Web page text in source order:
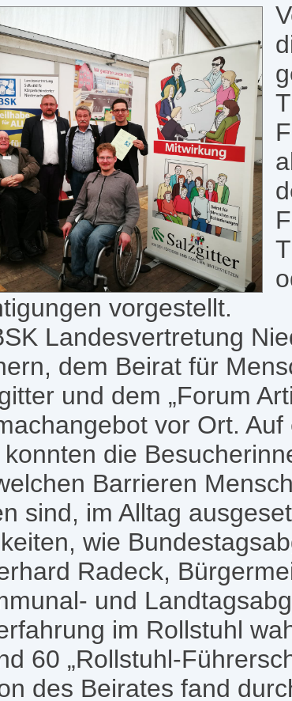
vorgestellt.
Landesvertretung
dem Beirat für
und dem „Forum
vor Ort.
die
Barrieren
sind, im Alltag
wie
Radeck,
und
im Rollstuhl
60 „Rollstuhl-
des Beirates fand